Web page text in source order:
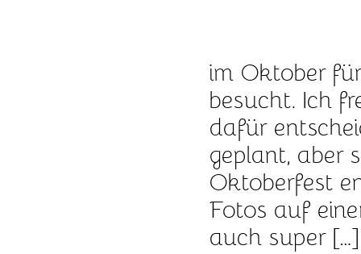
im Oktober
besucht. Ich
dafür
geplant, aber
Oktoberfest
Fotos auf
auch super […]